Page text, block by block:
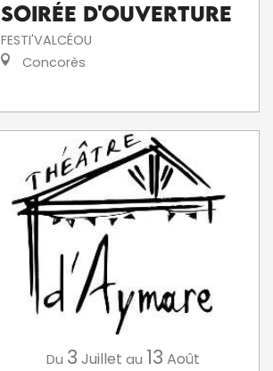
soirée d'ouverture
FESTI'VALCÉOU
Concorès
Du 3 Juillet au 13 Août